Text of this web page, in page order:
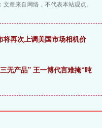
文章来自网络，不代表本站观点。
将再次上调美国市场相机价
无产品” 王一博代言难掩“吨